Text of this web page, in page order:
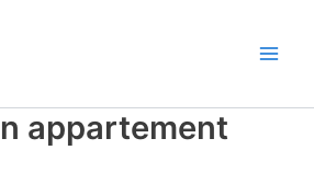
appartement